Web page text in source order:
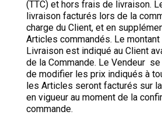
(TTC) et hors frais de livraison.
livraison facturés lors de la
charge du Client, et en
Articles commandés. Le
Livraison est indiqué au Client
de la Commande. Le Vendeur
de modifier les prix indiqués à
les Articles seront facturés sur
en vigueur au moment de la
commande.